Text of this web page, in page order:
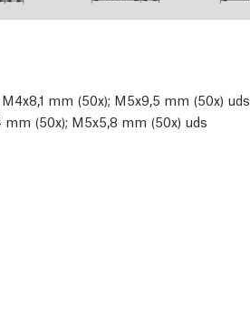
mm (50x); M5x9,5 mm (50x) uds
(50x); M5x5,8 mm (50x) uds